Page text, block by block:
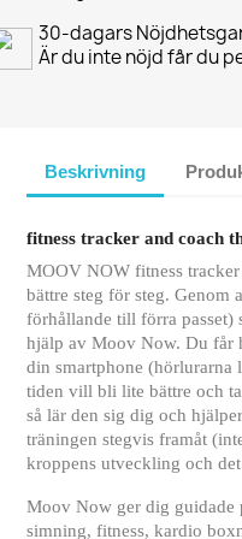
30-dagars
Är du inte nöjd får du
Beskrivning
fitness tracker and coach
MOOV NOW fitness
bättre steg för steg. Genom
förhållande till förra passet)
hjälp av Moov Now. Du får
din smartphone
tiden vill bli lite bättre och
så lär den sig dig och
träningen stegvis framåt
kroppens utveckling och
Moov Now ger dig
simning, fitness, kardio